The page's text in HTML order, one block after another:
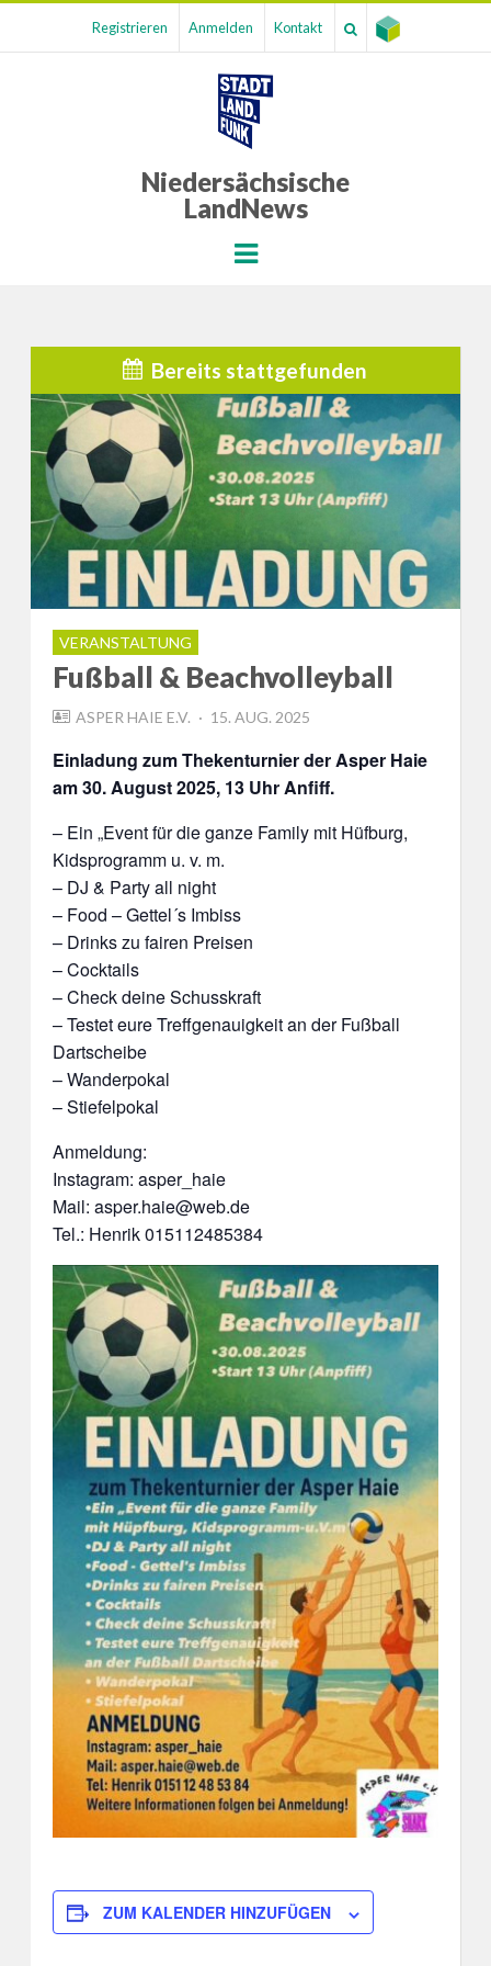
Registrieren Anmelden Kontakt
Niedersächsische
LandNews
Menu
Bereits stattgefunden
VERANSTALTUNG
Fußball & Beachvolleyball
ASPER HAIE E.V.
POSTED
15. AUG. 2025
Einladung zum Thekenturnier der Asper Haie
am 30. August 2025, 13 Uhr Anfiff.
– Ein „Event für die ganze Family mit Hüfburg,
Kidsprogramm u. v. m.
– DJ & Party all night
– Food – Gettel´s Imbiss
– Drinks zu fairen Preisen
– Cocktails
– Check deine Schusskraft
– Testet eure Treffgenauigkeit an der Fußball
Dartscheibe
– Wanderpokal
– Stiefelpokal
Anmeldung:
Instagram: asper_haie
Mail: asper.haie@web.de
Tel.: Henrik 015112485384
ZUM KALENDER HINZUFÜGEN